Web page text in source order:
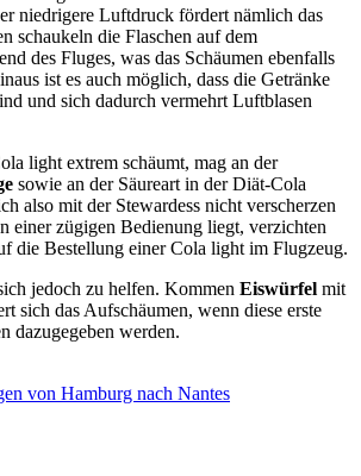
niedrigere Luftdruck fördert nämlich das
schaukeln die Flaschen auf dem
des Fluges, was das Schäumen ebenfalls
ist es auch möglich, dass die Getränke
und sich dadurch vermehrt Luftblasen
light extrem schäumt, mag an der
sowie an der Säureart in der Diät-Cola
also mit der Stewardess nicht verscherzen
einer zügigen Bedienung liegt, verzichten
die Bestellung einer Cola light im Flugzeug.
jedoch zu helfen. Kommen Eiswürfel mit
sich das Aufschäumen, wenn diese erste
dazugegeben werden.
von Hamburg nach Nantes